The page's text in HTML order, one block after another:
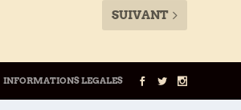
SUIVANT
INFORMATIONS LEGALES